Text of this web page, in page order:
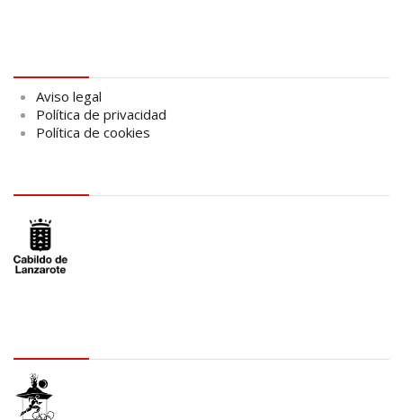
Aviso legal
Política de privacidad
Política de cookies